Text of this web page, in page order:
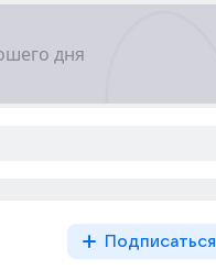
Подписаться